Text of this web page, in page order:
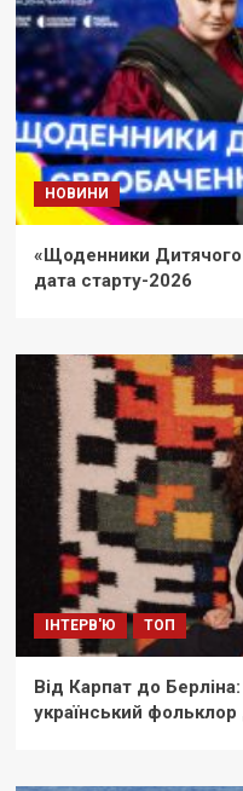
НОВИНИ
«Щоденники Дитячого
дата старту-2026
ІНТЕРВ'Ю ТОП
Від Карпат до
український фольклор